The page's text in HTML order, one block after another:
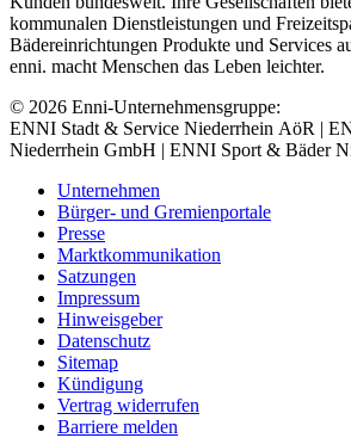
kommunalen Dienstleistungen und
Bädereinrichtungen Produkte und Services
enni. macht Menschen das Leben leichter.
© 2026 Enni-Unternehmensgruppe:
ENNI Stadt & Service Niederrhein AöR |
Niederrhein GmbH | ENNI Sport & Bäder
Unternehmen
Bürger- und Gremienportale
Presse
Marktkommunikation
Satzungen
Impressum
Hinweisgeber
Datenschutz
Sitemap
Kündigung
Vertrag widerrufen
Barriere melden